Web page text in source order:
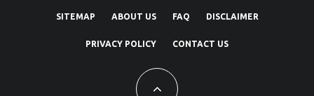
SITEMAP ABOUT US FAQ DISCLAIMER
PRIVACY POLICY CONTACT US